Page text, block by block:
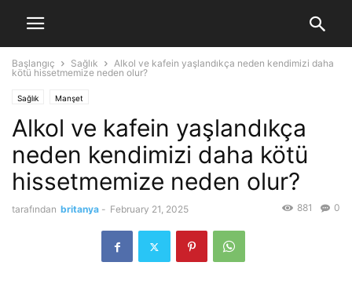
Başlangıç Sağlık
Alkol ve kafein yaşlandıkça neden kendimizi daha
kötü hissetmemize neden olur?
Sağlık Manşet
Alkol ve kafein yaşlandıkça
neden kendimizi daha kötü
hissetmemize neden olur?
tarafından britanya - February 21, 2025 0
881